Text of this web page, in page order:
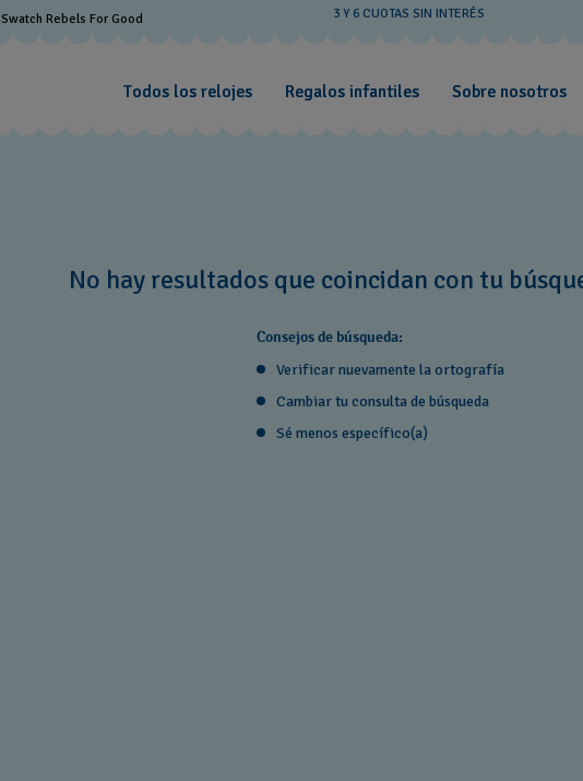
Swatch Rebels For Good 3 Y 6 CUOTAS SIN INTERÉS
Todos los relojes Regalos infantiles Sobre nosotros
No hay resultados que coincidan con tu
Consejos de búsqueda:
Verificar nuevamente la ortografía
Cambiar tu consulta de búsqueda
Sé menos específico(a)